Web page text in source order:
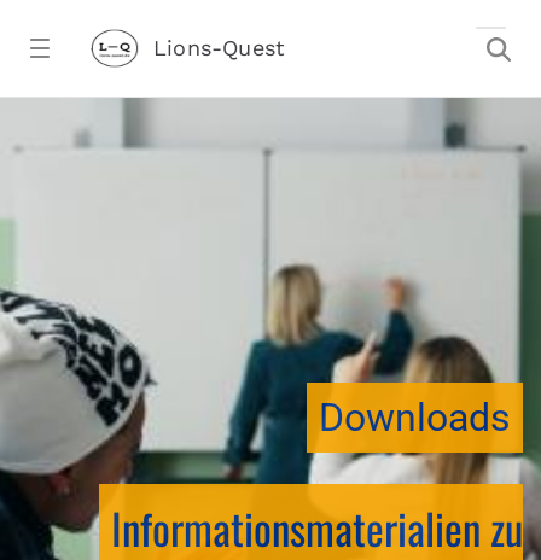
Lions-Quest
Downloads
Informationsmaterialien zu